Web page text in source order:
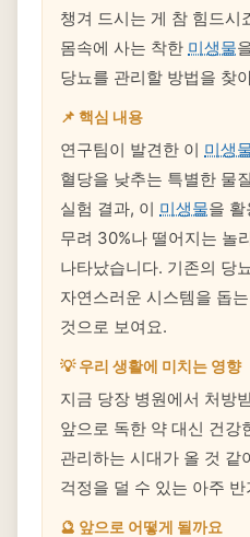
챙겨 드시는 게 참 힘드시
몸속에 사는 착한 미생물
당뇨를 관리할 방법을 찾
📌 핵심 내용
연구팀이 발견한 이 미생
혈당을 낮추는 특별한 물
실험 결과, 이 미생물을
무려 30%나 떨어지는 놀
나타났습니다. 기존의 당
자연스러운 시스템을 돕
것으로 보여요.
💡 우리 생활에 미치는 영향
지금 당장 병원에서 처방
앞으로 독한 약 대신 건강
관리하는 시대가 올 것 같
걱정을 덜 수 있는 아주
🔮 앞으로 어떻게 될까요